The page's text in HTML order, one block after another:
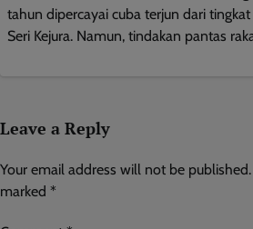
tahun dipercayai cuba terjun dari
Seri Kejura. Namun, tindakan pantas
Leave a Reply
Your email address will not be published.
marked *